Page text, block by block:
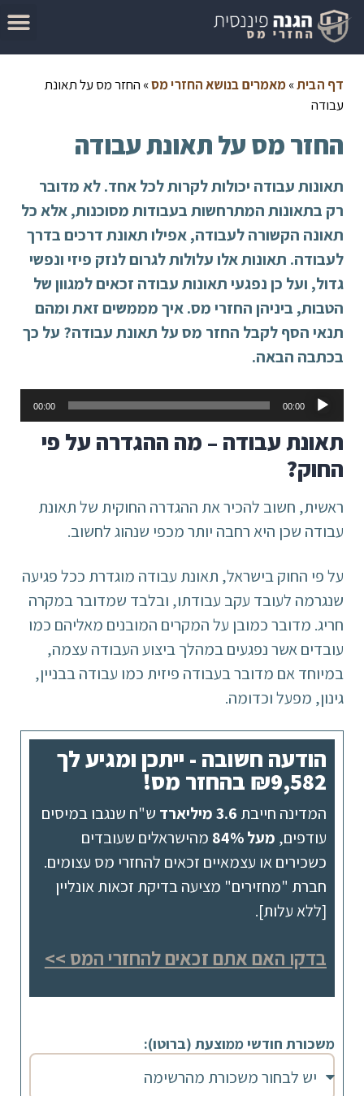
דף הבית»מאמרים בנושא החזרי מס» החזר מס על תאונת
עבודה
החזר מס על תאונת עבודה
תאונות עבודה יכולות לקרות לכל אחד. לא מדובר
רק בתאונות המתרחשות בעבודות מסוכנות, אלא כל
תאונה הקשורה לעבודה, אפילו תאונת דרכים בדרך
לעבודה. תאונות אלו עלולות לגרום לנזק פיזי ונפשי
גדול, ועל כן נפגעי תאונות עבודה זכאים למגוון של
הטבות, ביניהן החזרי מס. איך מממשים זאת ומהם
תנאי הסף לקבל החזר מס על תאונת עבודה? על כך
בכתבה הבאה.
אודיו
00:00
00:00
תאונת עבודה – מה ההגדרה על פי
החוק?
ראשית, חשוב להכיר את ההגדרה החוקית של תאונת
עבודה שכן היא רחבה יותר מכפי שנהוג לחשוב.
על פי החוק בישראל, תאונת עבודה מוגדרת ככל פגיעה
שנגרמה לעובד עקב עבודתו, ובלבד שמדובר במקרה
חריג. מדובר כמובן על המקרים המובנים מאליהם כמו
עובדים אשר נפגעים במהלך ביצוע העבודה עצמה,
במיוחד אם מדובר בעבודה פיזית כמו עבודה בבניין,
גינון, מפעל וכדומה.
הודעה חשובה - ייתכן ומגיע לך
₪9,582 בהחזר מס!
המדינה חייבת 3.6 מיליארד
ש"ח שנגבו במיסים
עודפים, מעל 84%
מהישראלים שעובדים
כשכירים או עצמאיים זכאים להחזרי מס עצומים.
חברת "מחזירים" מציעה בדיקת זכאות אונליין
[ללא עלות].
בדקו האם אתם זכאים להחזרי המס >>
משכורת חודשי ממוצעת (ברוטו):